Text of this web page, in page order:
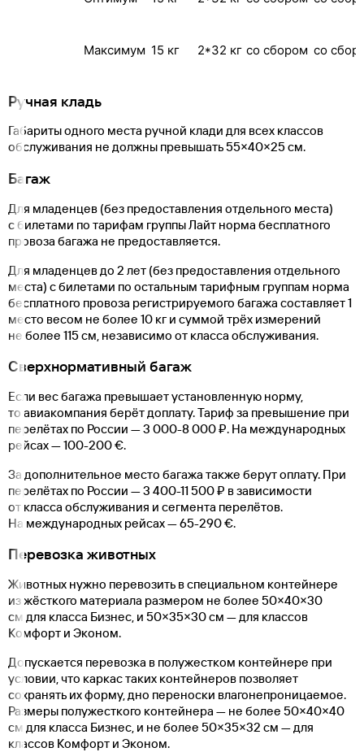
Максимум 15 кг 2*32 кг со сбором со
Ручная кладь
Габариты одного места ручной клади для всех классов
обслуживания не должны превышать 55×40×25 см.
Багаж
Для младенцев (без предоставления отдельного места)
с билетами по тарифам группы Лайт норма бесплатного
провоза багажа не предоставляется.
Для младенцев до 2 лет (без предоставления отдельного
места) с билетами по остальным тарифным группам норма
бесплатного провоза регистрируемого багажа составляет 1
место весом не более 10 кг и суммой трёх измерений
не более 115 см, независимо от класса обслуживания.
Сверхнормативный багаж
Если вес багажа превышает установленную норму,
то авиакомпания берёт доплату. Тариф за превышение при
перелётах по России —3 000-8 000₽. На международных
рейсах —100-200€.
За дополнительное место багажа также берут оплату. При
перелётах по России —3 400-11 500₽ в зависимости
от класса обслуживания и сегмента перелётов.
На международных рейсах —65-290€.
Перевозка животных
Животных нужно перевозить в специальном контейнере
из жёсткого материала размером не более 50×40×30
см для класса Бизнес, и 50×35×30 см — для классов
Комфорт и Эконом.
Допускается перевозка в полужестком контейнере при
условии, что каркас таких контейнеров позволяет
сохранять их форму, дно переноски влагонепроницаемое.
Размеры полужесткого контейнера — не более 50×40×40
см для класса Бизнес, и не более 50×35×32 см — для
классов Комфорт и Эконом.